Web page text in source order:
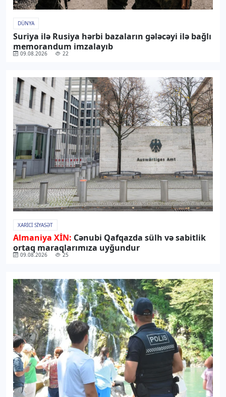
DÜNYA
Suriya ilə Rusiya hərbi bazaların gələcəyi ilə bağlı
memorandum imzalayıb
09.08.2026 22
XARICI SIYASƏT
Almaniya XİN: Cənubi Qafqazda sülh və sabitlik
ortaq maraqlarımıza uyğundur
09.08.2026 25